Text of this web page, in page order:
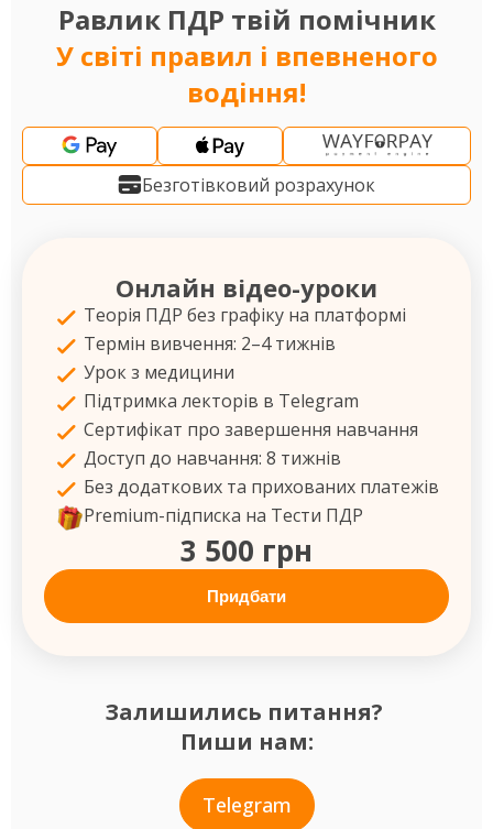
Равлик ПДР твій помічник
У світі правил і впевненого
водіння!
Безготівковий розрахунок
Залишились питання?
Пиши нам:
Telegram
Онлайн відео-уроки
Теорія ПДР без графіку на платформі
Термін вивчення: 2–4 тижнів
Урок з медицини
Підтримка лекторів в Telegram
Сертифікат про завершення навчання
Доступ до навчання: 8 тижнів
Без додаткових та прихованих платежів
Premium-підписка на Тести ПДР
3 500 грн
Придбати